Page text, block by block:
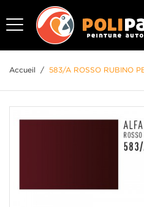
Accueil / 583/A ROSSO RUBINO